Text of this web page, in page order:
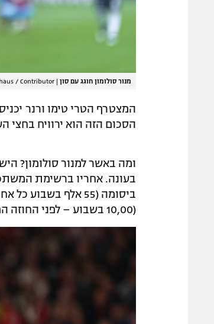
מנור סולומון חוגג עם סון |
/ Contributor
הסכום הזה הוא ירוויח בחצי
בעונה. אחריו ברשימת
(10,00 בשבוע – לפני החוזה החדש) וצעירים שמרוויחים 7,500 ליש"ט בשבוע ו-390 אלף בעונה.